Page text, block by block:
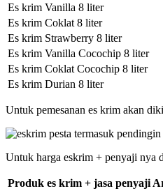
Es krim Vanilla 8 liter
Es krim Coklat 8 liter
Es krim Strawberry 8 liter
Es krim Vanilla Cocochip 8 liter
Es krim Coklat Cocochip 8 liter
Es krim Durian 8 liter
Untuk pemesanan es krim akan
Untuk harga eskrim + penyaji nya
Produk es krim + jasa penyaji